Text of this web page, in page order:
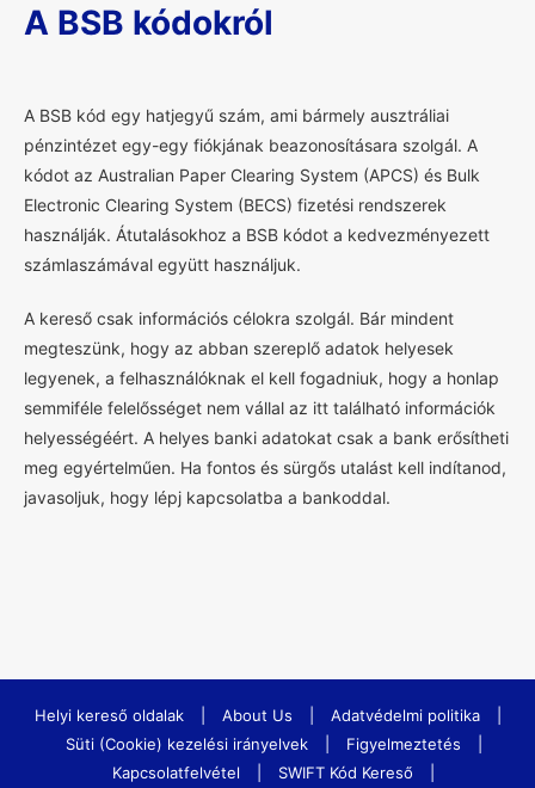
A BSB kódokról
A BSB kód egy hatjegyű szám, ami bármely ausztráliai
pénzintézet egy-egy fiókjának beazonosításara szolgál. A
kódot az Australian Paper Clearing System (APCS) és Bulk
Electronic Clearing System (BECS) fizetési rendszerek
használják. Átutalásokhoz a BSB kódot a kedvezményezett
számlaszámával együtt használjuk.
A kereső csak információs célokra szolgál. Bár mindent
megteszünk, hogy az abban szereplő adatok helyesek
legyenek, a felhasználóknak el kell fogadniuk, hogy a honlap
semmiféle felelősséget nem vállal az itt található információk
helyességéért. A helyes banki adatokat csak a bank erősítheti
meg egyértelműen. Ha fontos és sürgős utalást kell indítanod,
javasoljuk, hogy lépj kapcsolatba a bankoddal.
Helyi kereső oldalak About Us Adatvédelmi politika
Süti (Cookie) kezelési irányelvek
Figyelmeztetés
Kapcsolatfelvétel
SWIFT Kód Kereső